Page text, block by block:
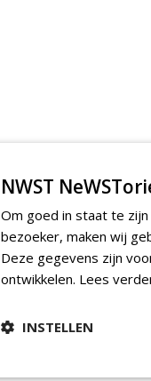
NWST
Om goed in staat te
bezoeker, maken wij
Deze gegevens zijn
ontwikkelen. Lees
INSTELLEN